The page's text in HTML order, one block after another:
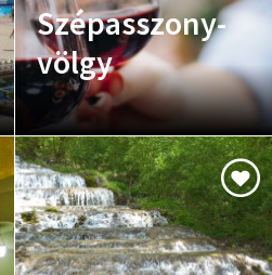
Szépasszony-
völgy